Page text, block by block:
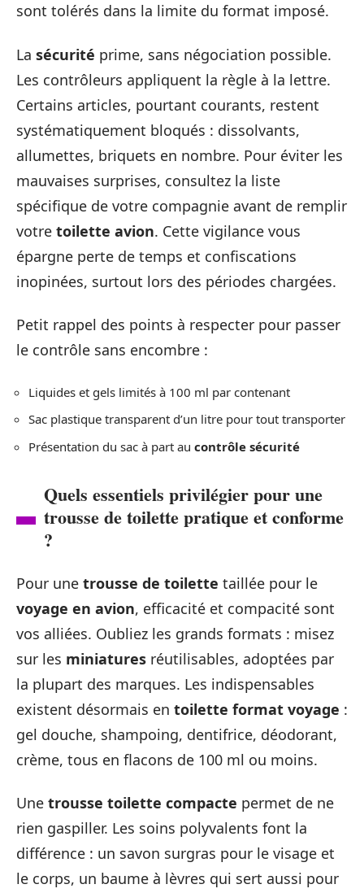
sont tolérés dans la limite du format imposé.
La sécurité prime, sans négociation possible.
Les contrôleurs appliquent la règle à la lettre.
Certains articles, pourtant courants, restent
systématiquement bloqués : dissolvants,
allumettes, briquets en nombre. Pour éviter les
mauvaises surprises, consultez la liste
spécifique de votre compagnie avant de remplir
votre toilette avion. Cette vigilance vous
épargne perte de temps et confiscations
inopinées, surtout lors des périodes chargées.
Petit rappel des points à respecter pour passer
le contrôle sans encombre :
Liquides et gels limités à 100 ml par contenant
Sac plastique transparent d’un litre pour tout transporter
Présentation du sac à part au contrôle sécurité
Quels essentiels privilégier pour une
trousse de toilette pratique et conforme
?
Pour une trousse de toilette taillée pour le
voyage en avion, efficacité et compacité sont
vos alliées. Oubliez les grands formats : misez
sur les miniatures réutilisables, adoptées par
la plupart des marques. Les indispensables
existent désormais en toilette format voyage :
gel douche, shampoing, dentifrice, déodorant,
crème, tous en flacons de 100 ml ou moins.
Une trousse toilette compacte permet de ne
rien gaspiller. Les soins polyvalents font la
différence : un savon surgras pour le visage et
le corps, un baume à lèvres qui sert aussi pour